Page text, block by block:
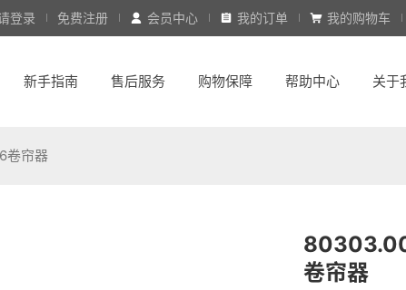
登录 免费注册 会员中心 我的订单 我的购物车
新手指南 售后服务 购物保障 帮助中心 关于
卷帘器
卷帘器